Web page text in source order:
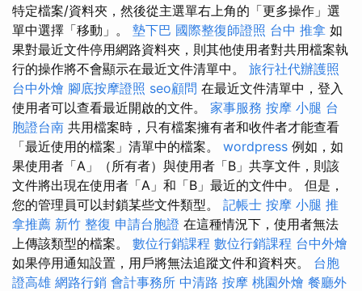
特定檔案/資料夾，然後從主選單右上角的「更多操作」選
單中選擇「移動」。 墊下巴 國際整復師證照 台中 推拿 如
果對最近文件停用網路資料夾，則其他使用者對共用檔案執
行的操作將不會顯示在最近文件清單中。 旅行社代辦護照
台中外燴 腳底按摩證照 seo顧問 在最近文件清單中，登入
使用者可以查看最近開啟的文件。 家事服務 按摩 小腿 台
胞證台南 共用檔案時，只有檔案擁有者和收件者才能查看
「最近使用的檔案」清單中的檔案。 wordpress 例如，如
果使用者「A」（所有者）與使用者「B」共享文件，則該
文件將出現在使用者「A」和「B」最近的文件中。 但是，
您的管理員可以封鎖某些文件類型。 記帳士 按摩 小腿 推
拿推薦 新竹 整復 申請台胞證 在這種情況下，使用者無法
上傳該類型的檔案。 數位行銷課程 數位行銷課程 台中外燴
如果停用通知設置，用戶將無法追蹤文件和資料夾。 台胞
證高雄 網路行銷 會計事務所 中清路 按摩 桃園外燴 餐廳外